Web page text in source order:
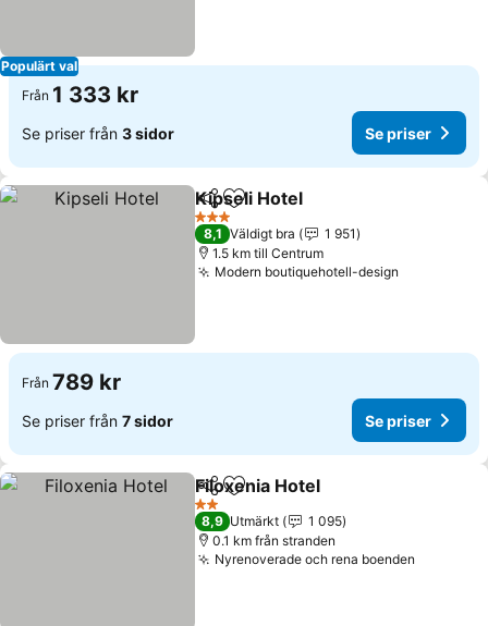
Populärt val
Från 1 333 kr
Se priser från 3 sidor Se priser
Dela Lägg till i Mina Favoriter
Kipseli Hotel
3 Stjärnor
8,1 Väldigt bra
1 951
1.5 km till Centrum
Modern boutiquehotell-design
Från 789 kr
Se priser från 7 sidor Se priser
Dela Lägg till i Mina Favoriter
Filoxenia Hotel
2 Stjärnor
8,9 Utmärkt
1 095
0.1 km från stranden
Nyrenoverade och rena boenden